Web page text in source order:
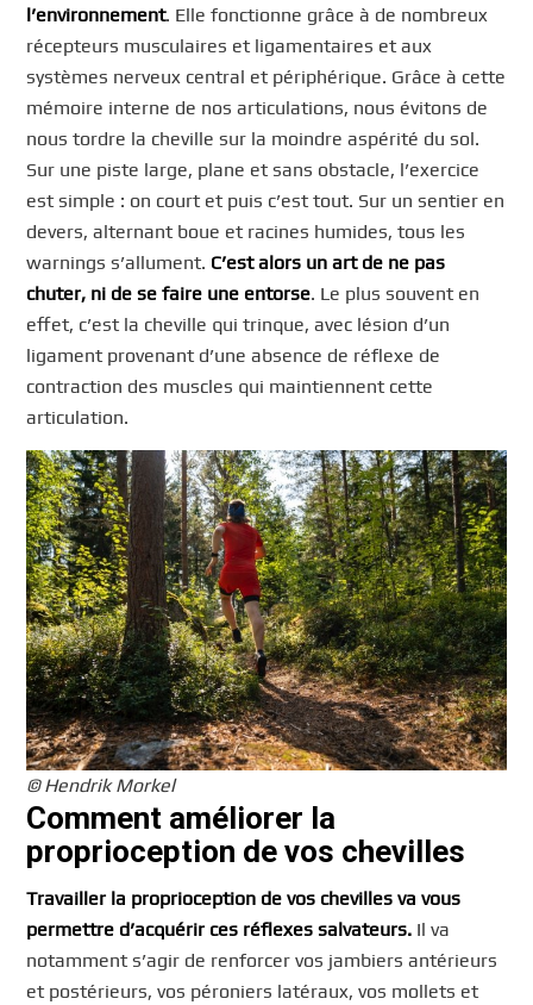
l’environnement. Elle fonctionne grâce à de nombreux
récepteurs musculaires et ligamentaires et aux
systèmes nerveux central et périphérique. Grâce à cette
mémoire interne de nos articulations, nous évitons de
nous tordre la cheville sur la moindre aspérité du sol.
Sur une piste large, plane et sans obstacle, l’exercice
est simple : on court et puis c’est tout. Sur un sentier en
devers, alternant boue et racines humides, tous les
warnings s’allument. C’est alors un art de ne pas
chuter, ni de se faire une entorse. Le plus souvent en
effet, c’est la cheville qui trinque, avec lésion d’un
ligament provenant d’une absence de réflexe de
contraction des muscles qui maintiennent cette
articulation.
© Hendrik Morkel
Comment améliorer la
proprioception de vos chevilles
Travailler la proprioception de vos chevilles va vous
permettre d’acquérir ces réflexes salvateurs. Il va
notamment s’agir de renforcer vos jambiers antérieurs
et postérieurs, vos péroniers latéraux, vos mollets et